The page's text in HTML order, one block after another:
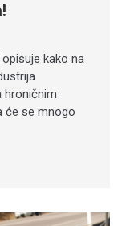
kako na
hroničnim
će se mnogo